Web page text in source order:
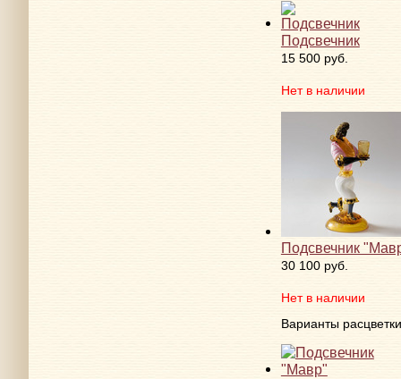
Подсвечник
15 500 руб.
Нет в наличии
Подсвечник
30 100 руб.
Нет в наличии
Варианты расцветки